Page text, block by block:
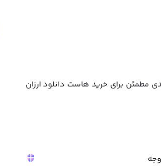
مطمئن برای خرید هاست دانلود ارزان